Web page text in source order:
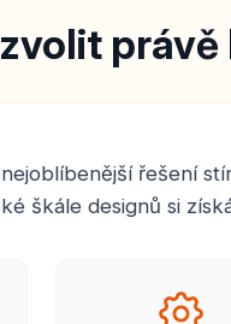
řešení
škále designů si